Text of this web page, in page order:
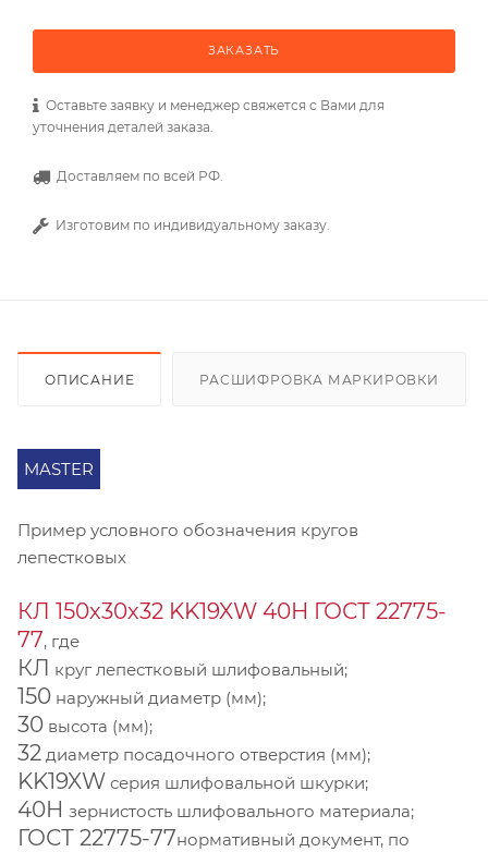
ЗАКАЗАТЬ
Оставьте заявку и менеджер свяжется с Вами для
уточнения деталей заказа.
Доставляем по всей РФ.
Изготовим по индивидуальному заказу.
ОПИСАНИЕ РАСШИФРОВКА МАРКИРОВКИ
MASTER
Пример условного обозначения кругов
лепестковых
КЛ 150х30х32 KK19XW 40Н ГОСТ 22775-
77, где
КЛ круг лепестковый шлифовальный;
150 наружный диаметр (мм);
30 высота (мм);
32 диаметр посадочного отверстия (мм);
KK19XW серия шлифовальной шкурки;
40Н зернистость шлифовального материала;
ГОСТ 22775-77нормативный документ, по